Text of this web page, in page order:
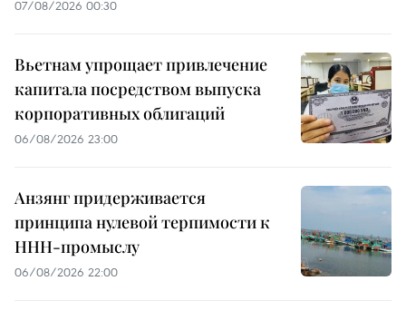
07/08/2026 00:30
Вьетнам упрощает привлечение
капитала посредством выпуска
корпоративных облигаций
06/08/2026 23:00
Анзянг придерживается
принципа нулевой терпимости к
ННН-промыслу
06/08/2026 22:00